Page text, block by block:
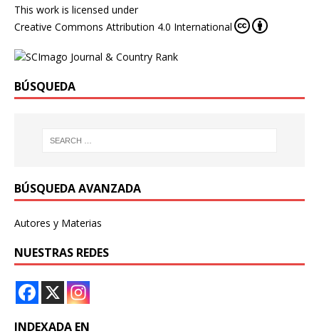
This work is licensed under
Creative Commons Attribution 4.0 International
BÚSQUEDA
BÚSQUEDA AVANZADA
Autores y Materias
NUESTRAS REDES
INDEXADA EN